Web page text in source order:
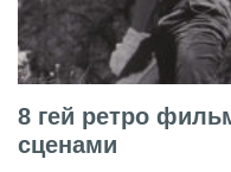
8 гей ретро
сценами